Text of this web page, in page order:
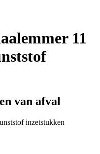
11
van afval
inzetstukken